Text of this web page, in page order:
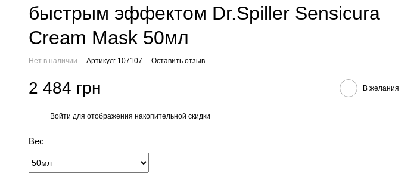
быстрым эффектом Dr.Spiller Sensicura
Cream Mask 50мл
Нет в наличии Артикул: 107107 Оставить отзыв
2 484 грн В желания
Войти для отображения накопительной скидки
Вес